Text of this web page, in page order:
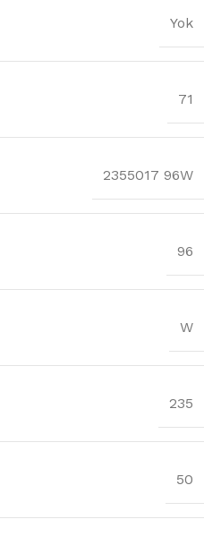
Yok
71
2355017 96W
96
W
235
50